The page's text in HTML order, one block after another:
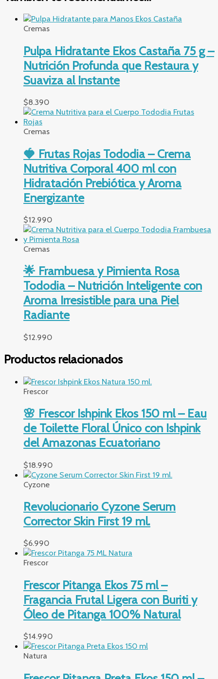
Cremas
Pulpa Hidratante Ekos Castaña 75 g –
Nutrición Profunda que Restaura y
Suaviza al Instante
$8.390
Cremas
🍓 Frutas Rojas Tododia – Crema
Nutritiva Corporal 400 ml con
Hidratación Prebiótica y Aroma
Energizante
$12.990
Cremas
🌟 Frambuesa y Pimienta Rosa
Tododia – Nutrición Inteligente con
Aroma Irresistible para una Piel
Radiante
$12.990
Productos relacionados
Frescor
🌸 Frescor Ishpink Ekos 150 ml – Eau
de Toilette Floral Único con Ishpink
del Amazonas Ecuatoriano
$18.990
Cyzone
Revolucionario Cyzone Serum
Corrector Skin First 19 ml.
$6.990
Frescor
Frescor Pitanga Ekos 75 ml –
Fragancia Frutal Ligera con Buriti y
Óleo de Pitanga 100% Natural
$14.990
Natura